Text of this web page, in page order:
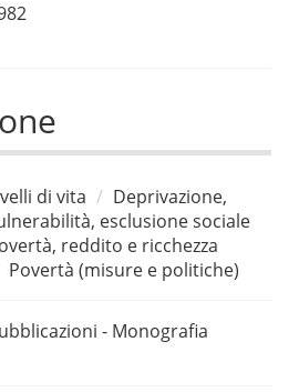
di vita
Deprivazione,
esclusione sociale
reddito e ricchezza
Povertà (misure e politiche)
- Monografia